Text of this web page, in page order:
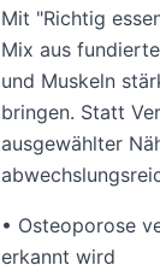
Mit "Richtig
Mix aus
und Muskeln
bringen. Statt
ausgewählter
• Osteoporose
erkannt wird